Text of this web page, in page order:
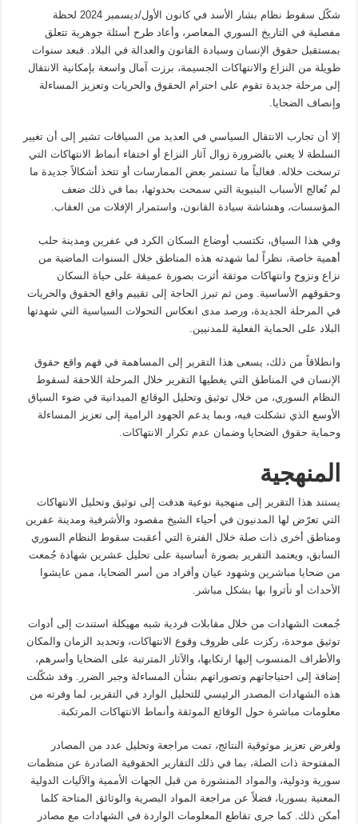
شكّل سقوط نظام بشار الأسد في كانون الأول/ديسمبر 2024 لحظة
مفصلية في التاريخ السوري المعاصر، وأعاد طرح أسئلة جوهرية تتعلق
بمستقبل حقوق الإنسان وسيادة القانون والعدالة في البلاد. فبعد سنوات
طويلة من النزاع والانتهاكات الجسيمة، برزت آمال واسعة بإمكانية الانتقال
إلى مرحلة جديدة تقوم على احترام الحقوق والحريات وتعزيز المساءلة
وإنصاف الضحايا.
إلا أن تجارب الانتقال السياسي في العديد من السياقات تشير إلى أن تغيير
السلطة لا يعني بالضرورة زوال آثار النزاع أو اختفاء أنماط الانتهاكات التي
ترسخت خلاله. فغالباً ما تستمر بعض الممارسات أو تتخذ أشكالاً جديدة ما
لم تُعالج الأسباب البنيوية التي سمحت بحدوثها، بما في ذلك ضعف
المؤسسات، وهشاشة سيادة القانون، واستمرار الإفلات من العقاب.
وفي هذا السياق، تكتسب أوضاع السكان الكرد في عفرين ومدينة حلب
أهمية خاصة، نظراً لما شهدته هذه المناطق خلال السنوات الماضية من
نزاع ونزوح وانتهاكات موثقة أثرت بصورة عميقة على حياة السكان
وحقوقهم الأساسية. ومن ثم تبرز الحاجة إلى تقييم واقع الحقوق والحريات
في المرحلة الجديدة، ورصد مدى انعكاس التحولات السياسية التي شهدتها
البلاد على الحماية الفعلية للمدنيين.
وانطلاقاً من ذلك، يسعى هذا التقرير إلى المساهمة في فهم واقع حقوق
الإنسان في المناطق التي يغطيها التقرير خلال المرحلة اللاحقة لسقوط
النظام السوري، من خلال توثيق وتحليل الوقائع الميدانية في ضوء السياق
الأوسع الذي تشكلت فيه، وبما يدعم الجهود الرامية إلى تعزيز المساءلة
وحماية حقوق الضحايا وضمان عدم تكرار الانتهاكات.
المنهجية
يستند هذا التقرير إلى منهجية نوعية هدفت إلى توثيق وتحليل الانتهاكات
التي تعرّض لها المدنيون في أحياء الشيخ مقصود والأشرفية ومدينة عفرين
ومناطق أخرى ذات صلة خلال الفترة التي أعقبت سقوط النظام السوري
السابق، ويعتمد التقرير بصورة أساسية على تحليل عشرين شهادة جُمعت
من ضحايا مباشرين وشهود عيان وأفراد من أسر الضحايا، ممن عايشوا
الأحداث أو تأثروا بها بشكل مباشر.
جُمعت الشهادات من خلال مقابلات فردية شبه مهيكلة استندت إلى أدوات
توثيق موحدة، ركزت على ظروف وقوع الانتهاكات، وتحديد الزمان والمكان
والأطراف المنسوب إليها ارتكابها، والآثار المترتبة على الضحايا وأسرهم،
إضافة إلى احتياجاتهم وتصوراتهم بشأن المساءلة وجبر الضرر. وقد شكّلت
هذه الشهادات المصدر الرئيسي للتحليل الوارد في التقرير، لما وفرته من
معلومات مباشرة حول الوقائع الموثقة وأنماط الانتهاكات المرتكبة.
ولغرض تعزيز موثوقية النتائج، تمت مراجعة وتحليل عدد من المصادر
المفتوحة ذات الصلة، بما في ذلك التقارير الحقوقية الصادرة عن منظمات
سورية ودولية، والمواد المنشورة من قبل الجهات الأممية والآليات الدولية
المعنية بسوريا، فضلاً عن مراجعة المواد البصرية والوثائق المتاحة كلما
أمكن ذلك. كما جرى تقاطع المعلومات الواردة في الشهادات مع مصادر